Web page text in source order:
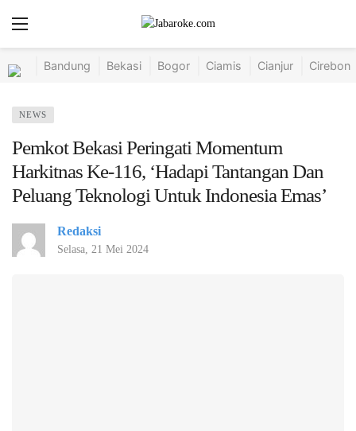
Bandung Bekasi Bogor Ciamis Cianjur Cirebon
NEWS
Pemkot Bekasi Peringati Momentum
Harkitnas Ke-116, ‘Hadapi Tantangan Dan
Peluang Teknologi Untuk Indonesia Emas’
Redaksi
Selasa, 21 Mei 2024